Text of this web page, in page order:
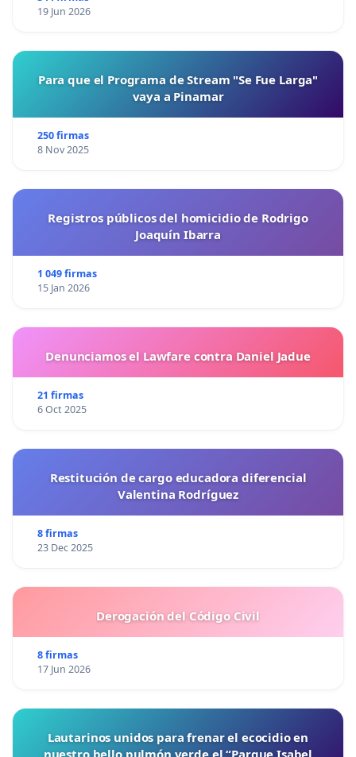
19 Jun 2026
Para que el Programa de Stream "Se Fue Larga"
vaya a Pinamar
250 firmas
8 Nov 2025
Registros públicos del homicidio de Rodrigo
Joaquín Ibarra
1 049 firmas
15 Jan 2026
Denunciamos el Lawfare contra Daniel Jadue
21 firmas
6 Oct 2025
Restitución de cargo educadora diferencial
Valentina Rodríguez
8 firmas
23 Dec 2025
Derogación del Código Civil
8 firmas
17 Jun 2026
Lautarinos unidos para frenar el ecocidio en